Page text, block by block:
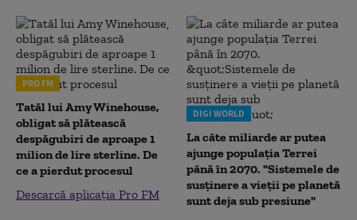
PRO FM
Tatăl lui Amy Winehouse,
obligat să plătească
despăgubiri de aproape 1
milion de lire sterline. De
ce a pierdut procesul
Descarcă aplicația Pro FM
DIGI WORLD
La câte miliarde ar putea
ajunge populația Terrei
până în 2070. "Sistemele de
susținere a vieții pe planetă
sunt deja sub presiune"